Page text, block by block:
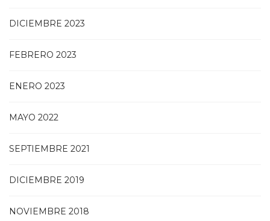
DICIEMBRE 2023
FEBRERO 2023
ENERO 2023
MAYO 2022
SEPTIEMBRE 2021
DICIEMBRE 2019
NOVIEMBRE 2018